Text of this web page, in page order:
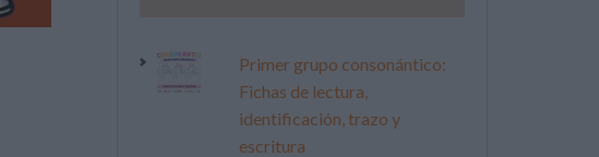
Primer grupo consonántico:
Fichas de lectura,
identificación, trazo y
escritura